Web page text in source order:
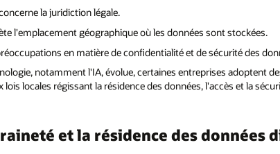
la juridiction légale.
l'emplacement géographique où les données sont stockées.
en matière de confidentialité et de sécurité des
notamment l'IA, évolue, certaines entreprises adoptent
locales régissant la résidence des données, l'accès et la
et la résidence des données